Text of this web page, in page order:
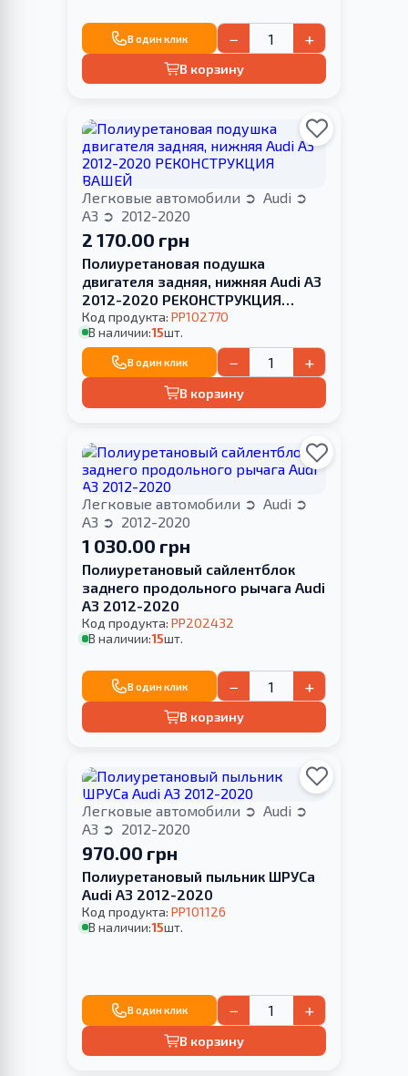
В один клик − +
В корзину
Легковые автомобили
Audi
A3
2012-2020
2 170.00 грн
Полиуретановая подушка
двигателя задняя, нижняя Audi A3
2012-2020 РЕКОНСТРУКЦИЯ
ВАШЕЙ
Код продукта: PP102770
В наличии:15шт.
В один клик − +
В корзину
Легковые автомобили
Audi
A3
2012-2020
1 030.00 грн
Полиуретановый сайлентблок
заднего продольного рычага Audi
A3 2012-2020
Код продукта: PP202432
В наличии:15шт.
В один клик − +
В корзину
Легковые автомобили
Audi
A3
2012-2020
970.00 грн
Полиуретановый пыльник ШРУСа
Audi A3 2012-2020
Код продукта: PP101126
В наличии:15шт.
В один клик − +
В корзину